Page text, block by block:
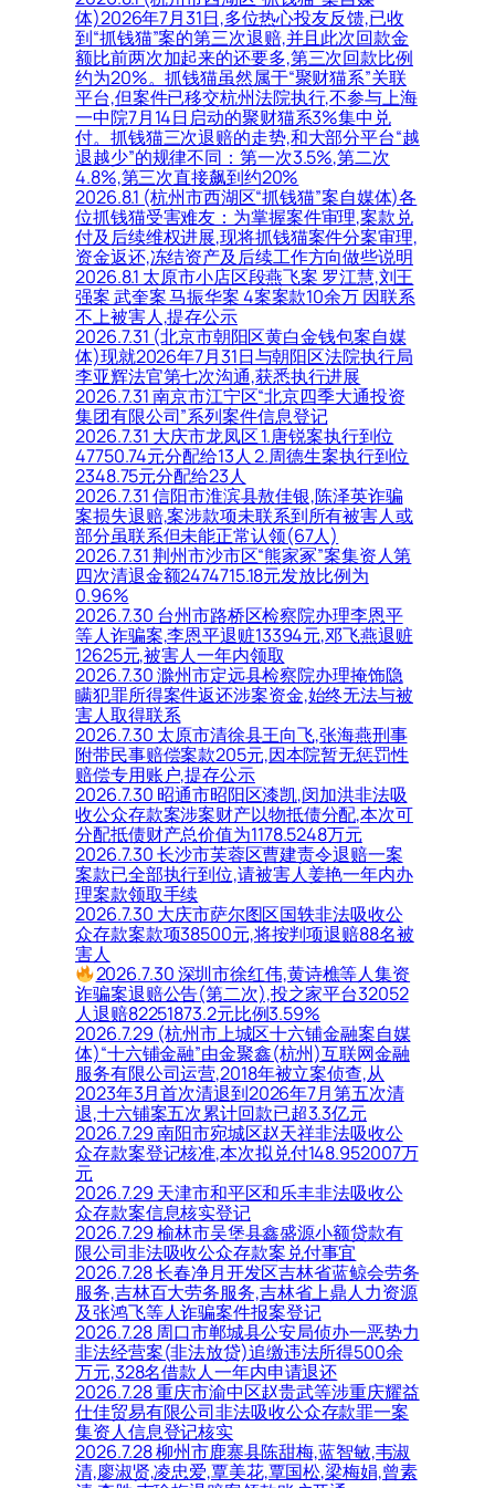
体)2026年7月31日,多位热心投友反馈,已收
到“抓钱猫”案的第三次退赔,并且此次回款金
额比前两次加起来的还要多,第三次回款比例
约为20%。抓钱猫虽然属于“聚财猫系”关联
平台,但案件已移交杭州法院执行,不参与上海
一中院7月14日启动的聚财猫系3%集中兑
付。抓钱猫三次退赔的走势,和大部分平台“越
退越少”的规律不同：第一次3.5%,第二次
4.8%,第三次直接飙到约20%
2026.8.1 (杭州市西湖区“抓钱猫”案自媒体)各
位抓钱猫受害难友：为掌握案件审理,案款兑
付及后续维权进展,现将抓钱猫案件分案审理,
资金返还,冻结资产及后续工作方向做些说明
2026.8.1 太原市小店区段燕飞案 罗江慧,刘王
强案 武奎案 马振华案 4案案款10余万 因联系
不上被害人,提存公示
2026.7.31 (北京市朝阳区黄白金钱包案自媒
体)现就2026年7月31日与朝阳区法院执行局
李亚辉法官第七次沟通,获悉执行进展
2026.7.31 南京市江宁区“北京四季大通投资
集团有限公司”系列案件信息登记
2026.7.31 大庆市龙凤区 1.唐锐案执行到位
47750.74元分配给13人 2.周德生案执行到位
2348.75元分配给23人
2026.7.31 信阳市淮滨县敖佳银,陈泽英诈骗
案损失退赔,案涉款项未联系到所有被害人或
部分虽联系但未能正常认领(67人)
2026.7.31 荆州市沙市区“熊家冢”案集资人第
四次清退金额2474715.18元发放比例为
0.96%
2026.7.30 台州市路桥区检察院办理李恩平
等人诈骗案,李恩平退赃13394元,邓飞燕退赃
12625元,被害人一年内领取
2026.7.30 滁州市定远县检察院办理掩饰隐
瞒犯罪所得案件返还涉案资金,始终无法与被
害人取得联系
2026.7.30 太原市清徐县王向飞,张海燕刑事
附带民事赔偿案款205元,因本院暂无惩罚性
赔偿专用账户,提存公示
2026.7.30 昭通市昭阳区漆凯,闵加洪非法吸
收公众存款案涉案财产以物抵债分配,本次可
分配抵债财产总价值为1178.5248万元
2026.7.30 长沙市芙蓉区曹建责令退赔一案
案款已全部执行到位,请被害人姜艳一年内办
理案款领取手续
2026.7.30 大庆市萨尔图区国轶非法吸收公
众存款案款项38500元,将按判项退赔88名被
害人
2026.7.30 深圳市徐红伟,黄诗樵等人集资
诈骗案退赔公告(第二次),投之家平台32052
人退赔82251873.2元比例3.59%
2026.7.29 (杭州市上城区十六铺金融案自媒
体)“十六铺金融”由金聚鑫(杭州)互联网金融
服务有限公司运营,2018年被立案侦查,从
2023年3月首次清退到2026年7月第五次清
退,十六铺案五次累计回款已超3.3亿元
2026.7.29 南阳市宛城区赵天祥非法吸收公
众存款案登记核准,本次拟兑付148.952007万
元
2026.7.29 天津市和平区和乐丰非法吸收公
众存款案信息核实登记
2026.7.29 榆林市吴堡县鑫盛源小额贷款有
限公司非法吸收公众存款案兑付事宜
2026.7.28 长春净月开发区吉林省蓝鲸会劳务
服务,吉林百大劳务服务,吉林省上鼎人力资源
及张鸿飞等人诈骗案件报案登记
2026.7.28 周口市郸城县公安局侦办一恶势力
非法经营案(非法放贷)追缴违法所得500余
万元,328名借款人一年内申请退还
2026.7.28 重庆市渝中区赵贵武等涉重庆耀益
仕佳贸易有限公司非法吸收公众存款罪一案
集资人信息登记核实
2026.7.28 柳州市鹿寨县陈甜梅,蓝智敏,韦淑
清,廖淑贤,凌忠爱,覃美花,覃国松,梁梅娟,曾素